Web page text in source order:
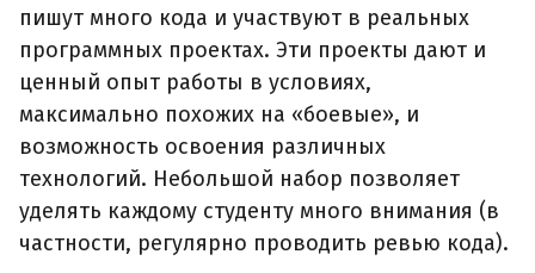
пишут много кода и участвуют в реальных
программных проектах. Эти проекты дают и
ценный опыт работы в условиях,
максимально похожих на «боевые», и
возможность освоения различных
технологий. Небольшой набор позволяет
уделять каждому студенту много внимания (в
частности, регулярно проводить ревью кода).